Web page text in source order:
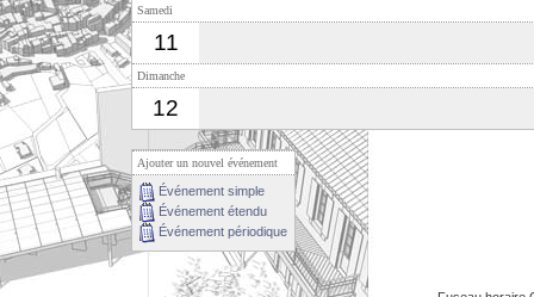
Samedi
11
Dimanche
12
Ajouter un nouvel événement
Événement simple
Événement étendu
Événement périodique